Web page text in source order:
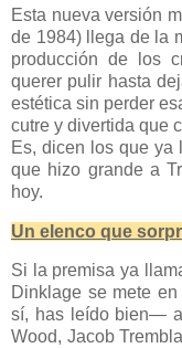
Esta nueva versión
de 1984) llega de la
producción de los
querer pulir hasta
estética sin perder
cutre y divertida que
Es, dicen los que ya
que hizo grande a
hoy.
Un elenco que
Si la premisa ya
Dinklage se mete
sí, has leído bien—
Wood, Jacob